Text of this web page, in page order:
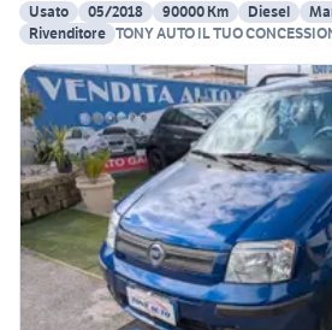
Usato
05/2018 90000 Km Diesel
Rivenditore TONY AUTO IL TUO